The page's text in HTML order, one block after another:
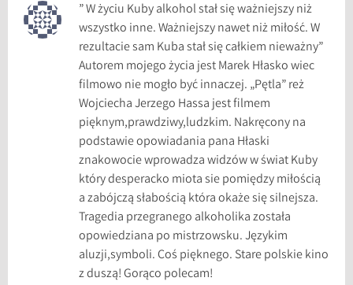
” W życiu Kuby alkohol stał się ważniejszy niż
wszystko inne. Ważniejszy nawet niż miłość. W
rezultacie sam Kuba stał się całkiem nieważny”
Autorem mojego życia jest Marek Hłasko wiec
filmowo nie mogło być innaczej. „Pętla” reż
Wojciecha Jerzego Hassa jest filmem
pięknym,prawdziwy,ludzkim. Nakręcony na
podstawie opowiadania pana Hłaski
znakowocie wprowadza widzów w świat Kuby
który desperacko miota sie pomiędzy miłością
a zabójczą słabością która okaże się silnejsza.
Tragedia przegranego alkoholika została
opowiedziana po mistrzowsku. Językim
aluzji,symboli. Coś pięknego. Stare polskie kino
z duszą! Gorąco polecam!